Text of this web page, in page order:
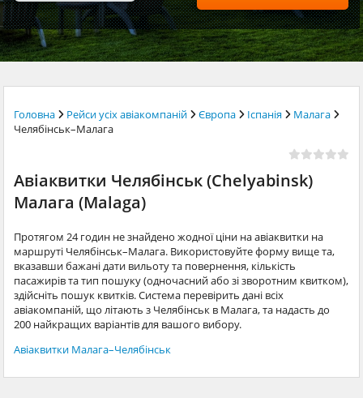
Головна Рейси усіх авіакомпаній Європа Іспанія
Малага
Челябінськ–Малага
Авіаквитки Челябінськ (Chelyabinsk)
Малага (Malaga)
Протягом 24 годин не знайдено жодної ціни на авіаквитки на
маршруті Челябінськ–Малага. Використовуйте форму вище та,
вказавши бажані дати вильоту та повернення, кількість
пасажирів та тип пошуку (одночасний або зі зворотним квитком),
здійсніть пошук квитків. Система перевірить дані всіх
авіакомпаній, що літають з Челябінськ в Малага, та надасть до
200 найкращих варіантів для вашого вибору.
Авіаквитки Малага–Челябінськ